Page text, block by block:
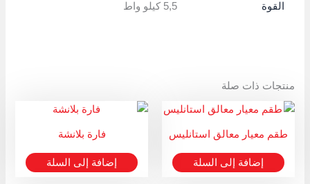
القوة 5,5 كيلو واط
منتجات ذات صلة
طقم معيار معالق استانليس
إضافة إلى السلة
فارة بلانشة
إضافة إلى السلة